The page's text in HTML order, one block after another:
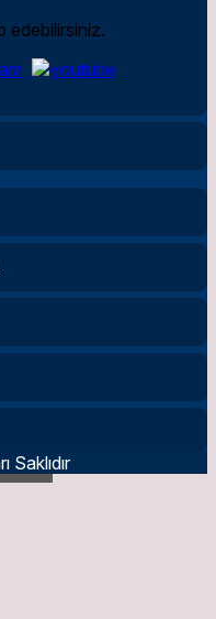
edebilirsiniz.
Saklıdır